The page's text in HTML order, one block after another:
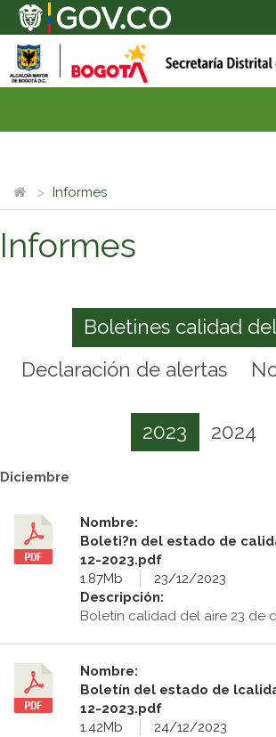
Informes
Informes
Boletines calidad
Declaración de alertas
2023 2024
Diciembre
Nombre:
Boleti?n del estado de
12-2023.pdf
1.87Mb
23/12/2023
Descripción:
Boletín calidad del aire 23 de
Nombre:
Boletín del estado de
12-2023.pdf
1.42Mb
24/12/2023